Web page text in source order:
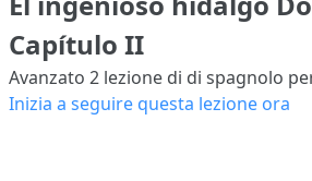
Capítulo II
Avanzato 2 lezione di di spagnolo
Inizia a seguire questa lezione ora